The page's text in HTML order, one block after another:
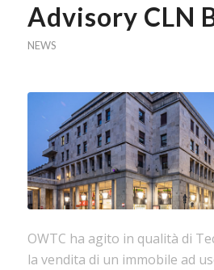
Advisory CLN
NEWS
OWTC ha agito in qualità di
la vendita di un immobile ad